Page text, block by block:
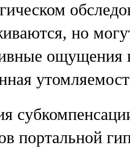
но
ощущения
портальной